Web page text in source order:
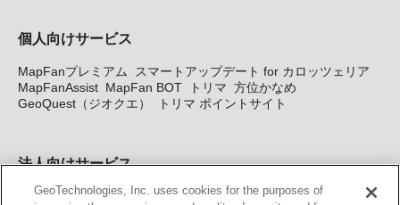
個人向けサービス
MapFanプレミアム
スマートアップデート for カロッツェリア
MapFanAssist MapFan BOT トリマ 方位かなめ
GeoQuest（ジオクエ）
トリマ ポイントサイト
法人向けサービス
法人向け地図・位置情報サービス WEBサイト・システム向け地
GeoTechnologies, Inc. uses cookies for the purposes of